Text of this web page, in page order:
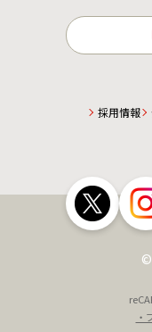
採用情報
・